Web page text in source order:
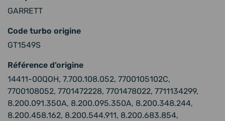
GARRETT
Code turbo origine
GT1549S
Référence d’origine
14411-00QOH, 7.700.108.052, 7700105102C,
7700108052, 7701472228, 7701478022, 7711134299,
8.200.091.350A, 8.200.095.350A, 8.200.348.244,
8.200.458.162, 8.200.544.911, 8.200.683.854,